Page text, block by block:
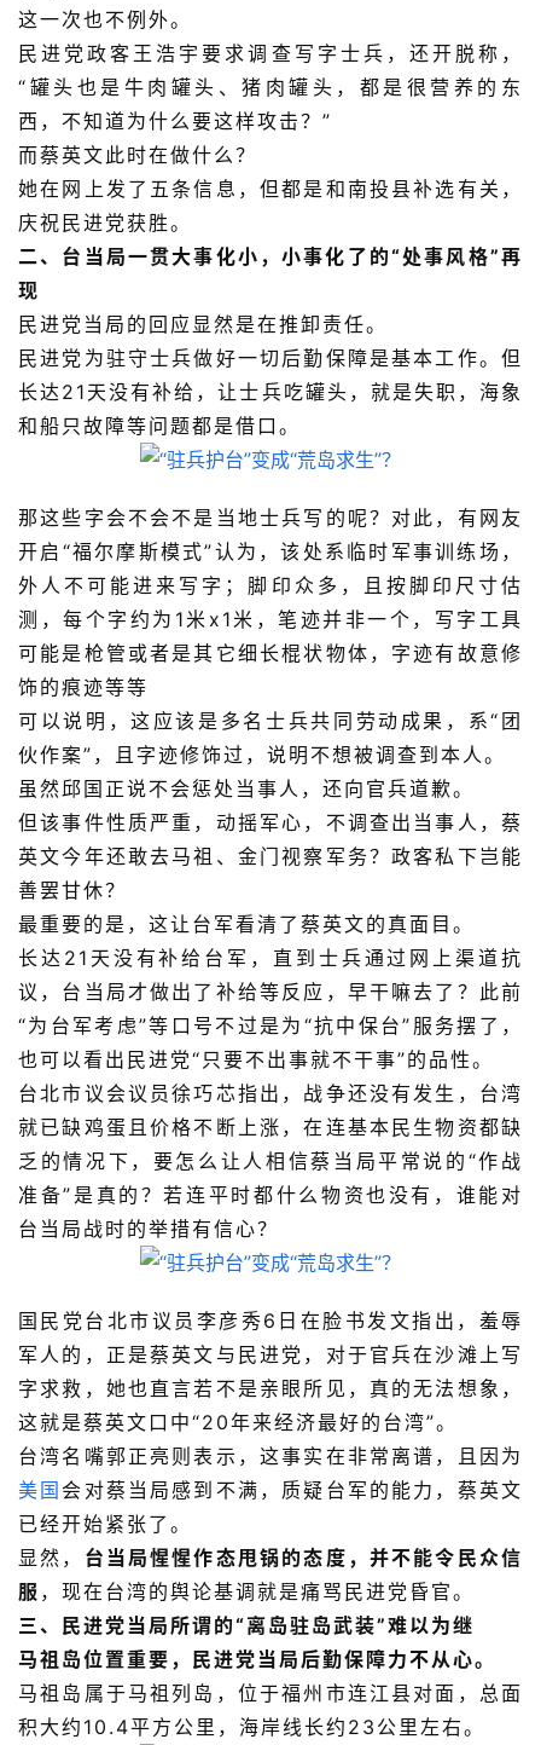
这一次也不例外。
民进党政客王浩宇要求调查写字士兵，还开脱称，
“罐头也是牛肉罐头、猪肉罐头，都是很营养的东
西，不知道为什么要这样攻击？”
而蔡英文此时在做什么？
她在网上发了五条信息，但都是和南投县补选有关，
庆祝民进党获胜。
二、台当局一贯大事化小，小事化了的“处事风格”再
现
民进党当局的回应显然是在推卸责任。
民进党为驻守士兵做好一切后勤保障是基本工作。但
长达21天没有补给，让士兵吃罐头，就是失职，海象
和船只故障等问题都是借口。
那这些字会不会不是当地士兵写的呢？对此，有网友
开启“福尔摩斯模式”认为，该处系临时军事训练场，
外人不可能进来写字；脚印众多，且按脚印尺寸估
测，每个字约为1米x1米，笔迹并非一个，写字工具
可能是枪管或者是其它细长棍状物体，字迹有故意修
饰的痕迹等等
可以说明，这应该是多名士兵共同劳动成果，系“团
伙作案”，且字迹修饰过，说明不想被调查到本人。
虽然邱国正说不会惩处当事人，还向官兵道歉。
但该事件性质严重，动摇军心，不调查出当事人，蔡
英文今年还敢去马祖、金门视察军务？政客私下岂能
善罢甘休？
最重要的是，这让台军看清了蔡英文的真面目。
长达21天没有补给台军，直到士兵通过网上渠道抗
议，台当局才做出了补给等反应，早干嘛去了？此前
“为台军考虑”等口号不过是为“抗中保台”服务摆了，
也可以看出民进党“只要不出事就不干事”的品性。
台北市议会议员徐巧芯指出，战争还没有发生，台湾
就已缺鸡蛋且价格不断上涨，在连基本民生物资都缺
乏的情况下，要怎么让人相信蔡当局平常说的“作战
准备”是真的？若连平时都什么物资也没有，谁能对
台当局战时的举措有信心？
国民党台北市议员李彦秀6日在脸书发文指出，羞辱
军人的，正是蔡英文与民进党，对于官兵在沙滩上写
字求救，她也直言若不是亲眼所见，真的无法想象，
这就是蔡英文口中“20年来经济最好的台湾”。
台湾名嘴郭正亮则表示，这事实在非常离谱，且因为
美国 会对蔡当局感到不满，质疑台军的能力， 蔡英文
已经开始紧张了 。
显然， 台当局惺惺作态甩锅的态度，并不能令民众信
服 ，现在台湾的舆论基调就是痛骂民进党昏官。
三、民进党当局所谓的“离岛驻岛武装”难以为继
马祖岛位置重要，民进党当局后勤保障力不从心。
马祖岛属于马祖列岛，位于福州市连江县对面，总面
积大约10.4平方公里，海岸线长约23公里左右。